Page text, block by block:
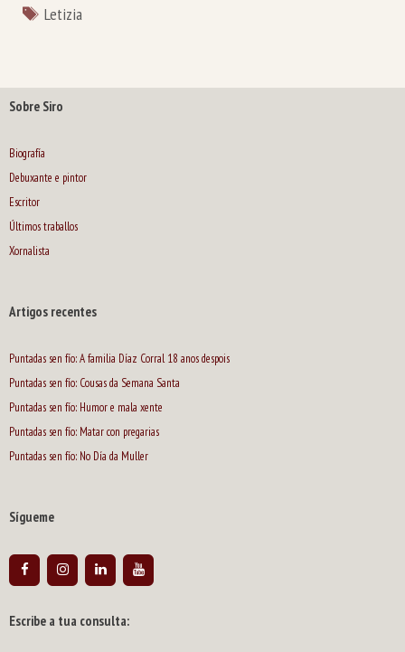
Etiquetas
Letizia
Sobre Siro
Biografía
Debuxante e pintor
Escritor
Últimos traballos
Xornalista
Artigos recentes
Puntadas sen fío: A familia Díaz Corral 18 anos despois
Puntadas sen fío: Cousas da Semana Santa
Puntadas sen fío: Humor e mala xente
Puntadas sen fío: Matar con pregarias
Puntadas sen fío: No Día da Muller
Sígueme
Escribe a tua consulta: